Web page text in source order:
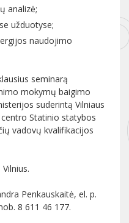
analizė;
užduotyse;
naudojimo
seminarą
mokymų baigimo
suderintą Vilniaus
Statinio statybos
vadovų kvalifikacijos
Penkauskaitė, el. p.
8 611 46 177.